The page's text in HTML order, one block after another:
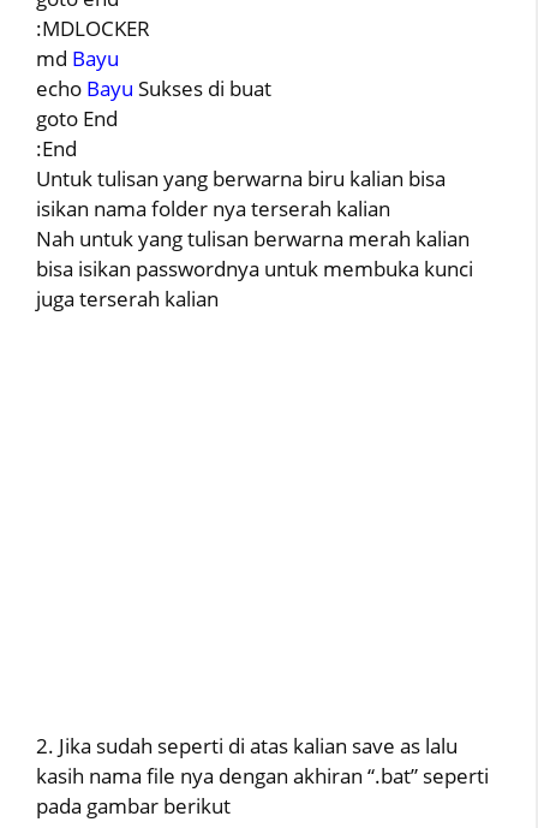
:MDLOCKER
md Bayu
echo Bayu Sukses di buat
goto End
:End
Untuk tulisan yang berwarna biru kalian bisa
isikan nama folder nya terserah kalian
Nah untuk yang tulisan berwarna merah kalian
bisa isikan passwordnya untuk membuka kunci
juga terserah kalian
2. Jika sudah seperti di atas kalian save as lalu
kasih nama file nya dengan akhiran “.bat” seperti
pada gambar berikut